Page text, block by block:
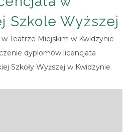
Szkole Wyższej
w Teatrze Miejskim w Kwidzynie
dyplomów licencjata
Szkoły Wyższej w Kwidzynie.